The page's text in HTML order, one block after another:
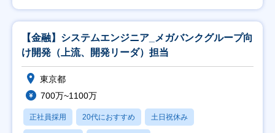
【金融】システムエンジニア_メガバンクグループ向
け開発（上流、開発リーダ）担当
東京都
700万~1100万
正社員採用 20代におすすめ 土日祝休み